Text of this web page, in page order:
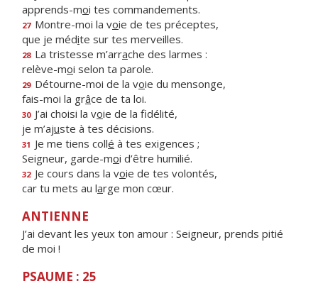
apprends-moi tes commandements.
27 Montre-moi la voie de tes préceptes,
que je médite sur tes merveilles.
28 La tristesse m’arrache des larmes :
relève-moi selon ta parole.
29 Détourne-moi de la voie du mensonge,
fais-moi la grâce de ta loi.
30 J’ai choisi la voie de la fidélité,
je m’ajuste à tes décisions.
31 Je me tiens collé à tes exigences ;
Seigneur, garde-moi d’être humilié.
32 Je cours dans la voie de tes volontés,
car tu mets au large mon cœur.
ANTIENNE
J’ai devant les yeux ton amour : Seigneur, prends pitié
de moi !
PSAUME : 25